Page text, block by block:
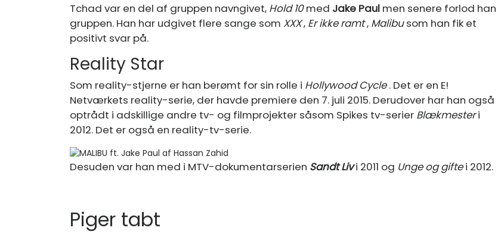
Tchad var en del af gruppen navngivet, Hold 10med Jake Paul men senere forlod han
gruppen. Han har udgivet flere sange som XXX, Er ikke ramt, Malibusom han fik et
positivt svar på.
Reality Star
Som reality-stjerne er han berømt for sin rolle i Hollywood Cycle. Det er en E!
Netværkets reality-serie, der havde premiere den 7. juli 2015. Derudover har han også
optrådt i adskillige andre tv- og filmprojekter såsom Spikes tv-serier Blækmesteri
2012. Det er også en reality-tv-serie.
Desuden var han med i MTV-dokumentarserien Sandt Liv i 2011 og Unge og giftei 2012.
Piger tabt